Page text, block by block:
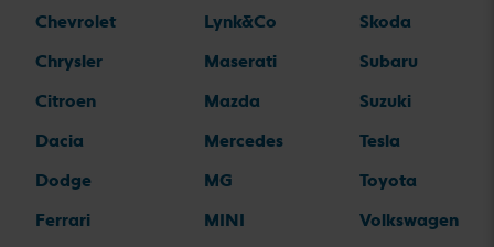
Chevrolet
Chrysler
Citroen
Dacia
Dodge
Ferrari
Lynk&Co
Maserati
Mazda
Mercedes
MG
MINI
Skoda
Subaru
Suzuki
Tesla
Toyota
Volkswagen